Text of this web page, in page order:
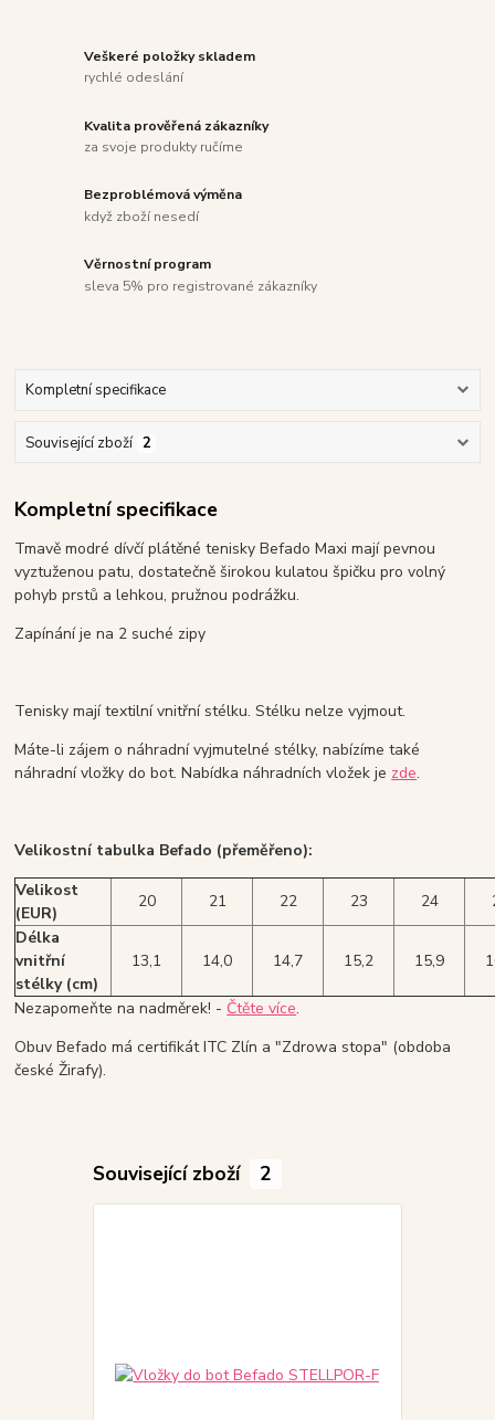
Veškeré položky skladem
rychlé odeslání
Kvalita prověřená zákazníky
za svoje produkty ručíme
Bezproblémová výměna
když zboží nesedí
Věrnostní program
sleva 5% pro registrované zákazníky
Kompletní specifikace
Související zboží 2
Kompletní specifikace
Tmavě modré dívčí plátěné tenisky Befado Maxi mají pevnou
vyztuženou patu, dostatečně širokou kulatou špičku pro volný
pohyb prstů a lehkou, pružnou podrážku.
Zapínání je na 2 suché zipy
Tenisky mají textilní vnitřní stélku. Stélku nelze vyjmout.
Máte-li zájem o náhradní vyjmutelné stélky, nabízíme také
náhradní vložky do bot. Nabídka náhradních vložek je zde.
Velikostní tabulka Befado (přeměřeno):
Velikost
(EUR)
20 21 22 23 24
Délka
vnitřní
stélky (cm)
13,1 14,0 14,7 15,2 15,9
Nezapomeňte na nadměrek! - Čtěte více.
Obuv Befado má certifikát ITC Zlín a "Zdrowa stopa" (obdoba
české Žirafy).
Související zboží 2